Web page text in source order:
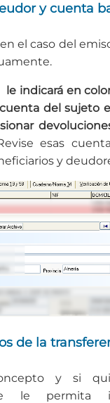
y cuenta
el caso del
le indicará en
del sujeto
esas
y
de la
y si
le permita